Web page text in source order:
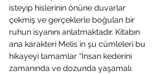
isteyip hislerinin önüne duvarlar
çekmiş ve gerçeklerle boğulan bir
ruhun isyanını anlatmaktadır. Kitabın
ana karakteri Melis`in şu cümleleri bu
hikayeyi tamamlar “İnsan kederini
zamanında ve dozunda yaşamalı.